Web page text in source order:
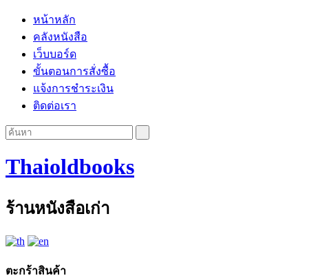
หน้าหลัก
คลังหนังสือ
เว็บบอร์ด
ขั้นตอนการสั่งซื้อ
แจ้งการชำระเงิน
ติดต่อเรา
Thaioldbooks
ร้านหนังสือเก่า
ตะกร้าสินค้า